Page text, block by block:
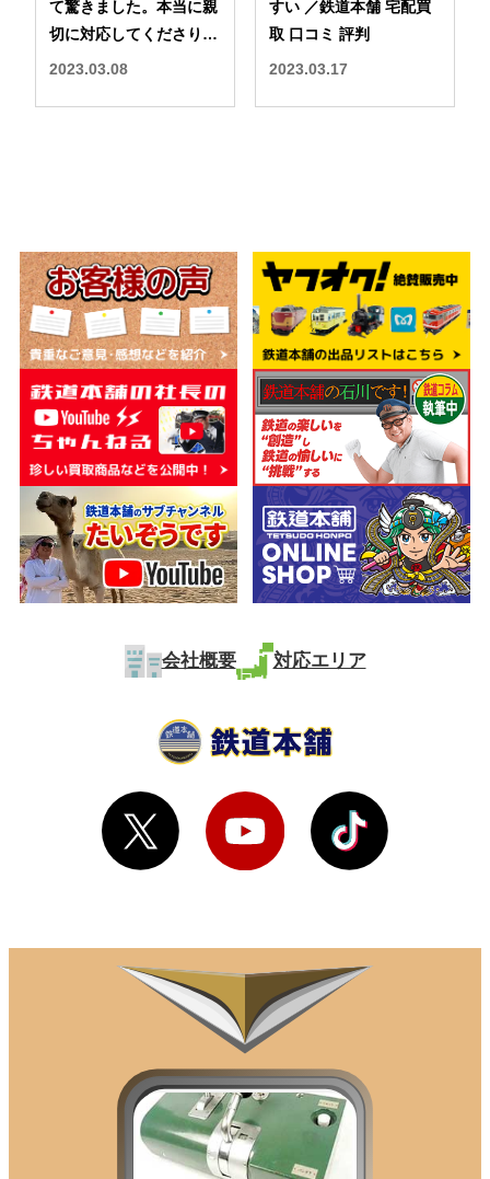
て驚きました。本当に親
切に対応してくださり、
安心しておまかせできま
2023.03.08
すい ／鉄道本舗 宅配買
取 口コミ 評判
2023.03.17
会社概要 対応エリア